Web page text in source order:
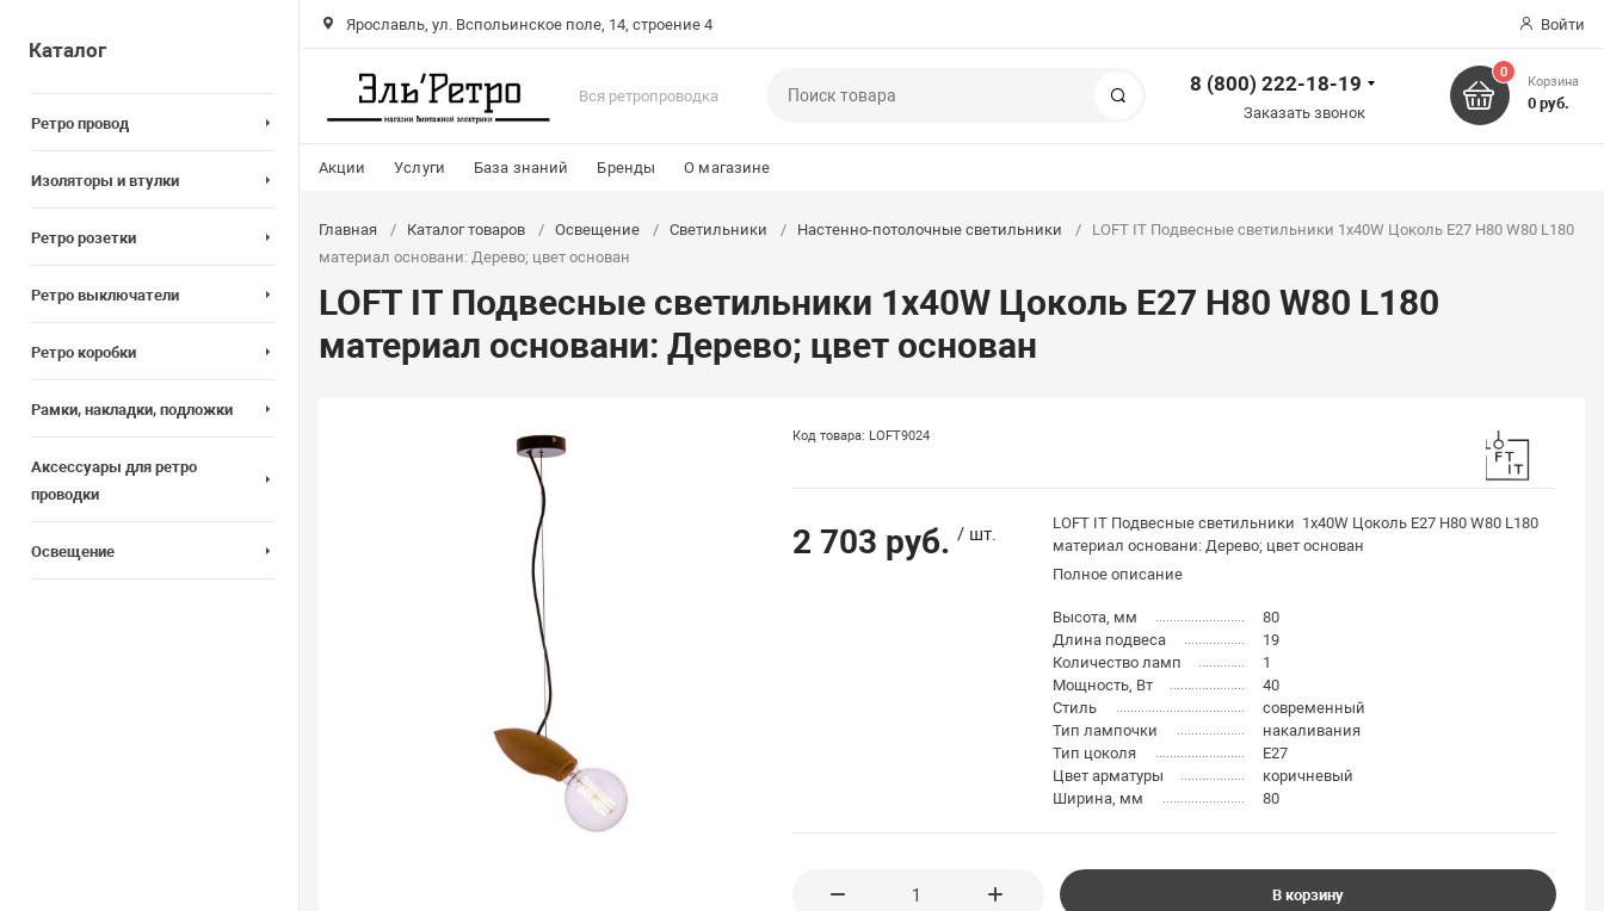
Ярославль, ул. Вспольинское поле, 14, строение 4 Войти
Вся ретропроводка 8 (800) 222-18-19
Заказать звонок
0
Корзина
0 руб.
Акции Услуги База знаний Бренды О магазине
Каталог
Ретро провод
Изоляторы и втулки
Ретро розетки
Ретро выключатели
Ретро коробки
Рамки, накладки, подложки
Аксессуары для ретро
проводки
Освещение
Главная Каталог товаров Освещение Светильники Настенно-потолочные светильники
LOFT IT Подвесные светильники 1x40W Цоколь E27 H80 W80 L180
материал основани: Дерево; цвет основан
LOFT IT Подвесные светильники 1x40W Цоколь E27 H80 W80 L180
материал основани: Дерево; цвет основан
Код товара: LOFT9024
2 703 руб. / шт.
LOFT IT Подвесные светильники 1x40W Цоколь E27 H80 W80 L180
материал основани: Дерево; цвет основан
Полное описание
Высота, мм
80
Длина подвеса
19
Количество ламп
1
Мощность, Вт
40
Стиль
современный
Тип лампочки
накаливания
Тип цоколя
E27
Цвет арматуры
коричневый
Ширина, мм
80
В корзину